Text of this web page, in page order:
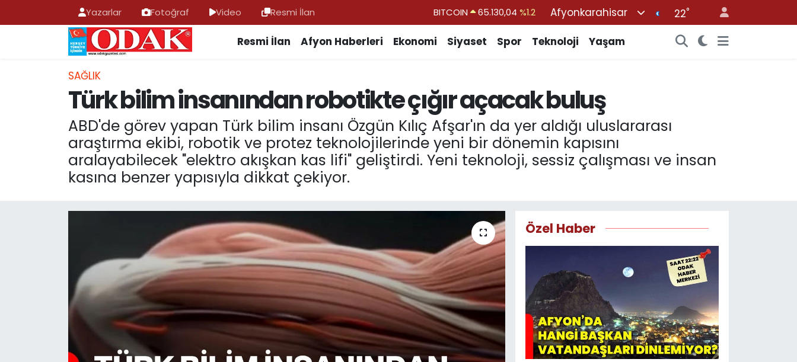
Yazarlar Fotoğraf Video Resmi İlan DOLAR 47,7106 %0.17
BİST100
13.773%-19
BITCOIN
65.130,04
Afyonkarahisar 22°
Resmi İlan Afyon Haberleri Ekonomi Siyaset Spor Teknoloji Yaşam
SAĞLIK
Türk bilim insanından robotikte çığır açacak buluş
ABD'de görev yapan Türk bilim insanı Özgün Kılıç Afşar'ın da yer aldığı uluslararası
araştırma ekibi, robotik ve protez teknolojilerinde yeni bir dönemin kapısını
aralayabilecek "elektro akışkan kas lifi" geliştirdi. Yeni teknoloji, sessiz çalışması ve insan
kasına benzer yapısıyla dikkat çekiyor.
Özel Haber
AFYONKARAHİSAR HABERLERİ
Resmi İlan
GÜNCEL
SİYASET
11:11 MANŞET
Nöbetçi Eczaneler
Hava Durumu
Trafik Durumu
Süper Lig Puan Durumu ve Fikstür
Tüm Manşetler